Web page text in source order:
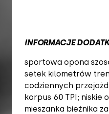
INFORMACJE
sportowa opona
setek kilometrów
codziennych
korpus 60 TPI; niskie
mieszanka bieżnika